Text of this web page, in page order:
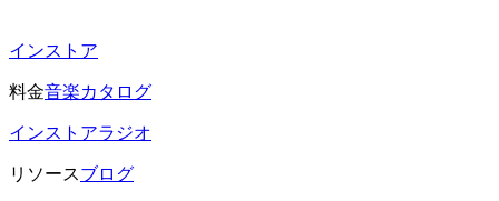
インストア
料金音楽カタログ
インストアラジオ
リソースブログ